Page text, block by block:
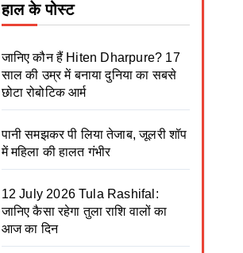
हाल के पोस्ट
जानिए कौन हैं Hiten Dharpure? 17
साल की उम्र में बनाया दुनिया का सबसे
छोटा रोबोटिक आर्म
पानी समझकर पी लिया तेजाब, जूलरी शॉप
में महिला की हालत गंभीर
12 July 2026 Tula Rashifal:
जानिए कैसा रहेगा तुला राशि वालों का
आज का दिन